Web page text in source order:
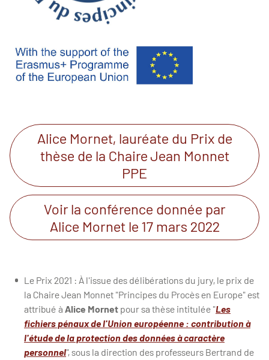
Alice Mornet, lauréate du Prix de
thèse de la Chaire Jean Monnet
PPE
Voir la conférence donnée par
Alice Mornet le 17 mars 2022
Le Prix 2021 : À l'issue des délibérations du jury, le prix de
la Chaire Jean Monnet "Principes du Procès en Europe" est
attribué à Alice Mornet pour sa thèse intitulée "Les
fichiers pénaux de l'Union européenne : contribution à
l'étude de la protection des données à caractère
personnel", sous la direction des professeurs Bertrand de